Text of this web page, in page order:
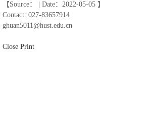
【Source： | Date：2022-05-05 】
Contact: 027-83657914
ghuan5011@hust.edu.cn
Close Print